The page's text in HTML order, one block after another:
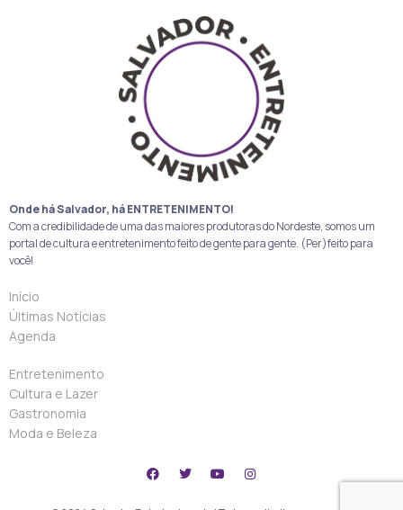
Onde há Salvador, há ENTRETENIMENTO!
Com a credibilidade de uma das maiores produtoras do Nordeste, somos um
portal de cultura e entretenimento feito de gente para gente. (Per)feito para
você!
Início
Últimas Notícias
Agenda
Entretenimento
Cultura e Lazer
Gastronomia
Moda e Beleza